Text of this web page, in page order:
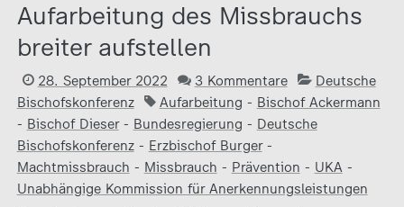
Aufarbeitung des Missbrauchs
breiter aufstellen
28. September 2022 3 Kommentare
Deutsche
Bischofskonferenz
Aufarbeitung - Bischof Ackermann
- Bischof Dieser- Bundesregierung - Deutsche
Bischofskonferenz- Erzbischof Burger-
Machtmissbrauch - Missbrauch - Prävention - UKA-
Unabhängige Kommission für Anerkennungsleistungen